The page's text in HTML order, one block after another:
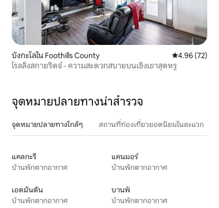
บังกะโลใน Foothills County คะแนนเฉลี่ย
4.96 (72)
โรลลิ่งสกายริดจ์ - ความสะดวกสบายบนเชิงเขาสุดหรู
จุดหมายปลายทางน่าสำรวจ
จุดหมายปลายทางใกล้ๆ สถานที่ท่องเที่ยวยอดนิยมในละแวก
แคลกะรี
บ้านพักตากอากาศ
แคนมอร์
บ้านพักตากอากาศ
เอดมันตัน
บ้านพักตากอากาศ
บานฟ์
บ้านพักตากอากาศ